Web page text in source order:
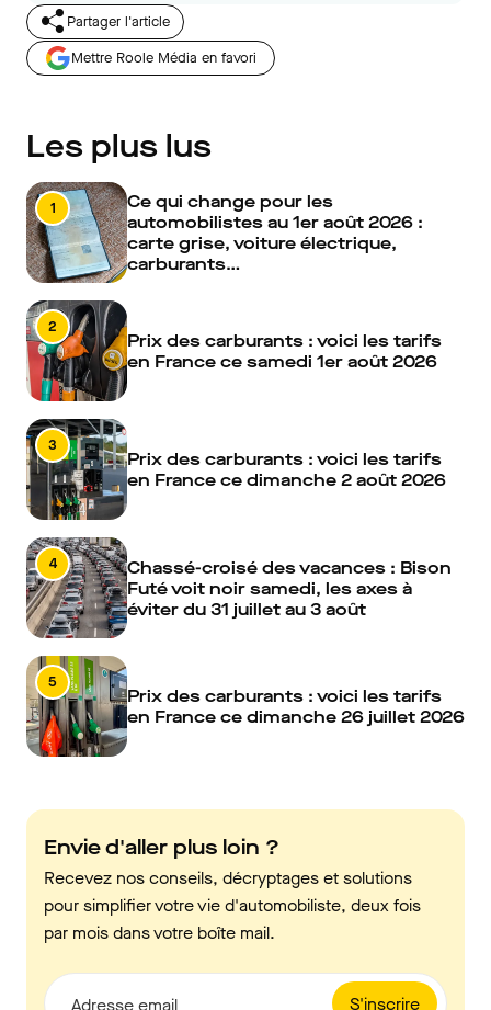
Partager l'article
Mettre Roole Média en favori
Les plus lus
1
Ce qui change pour les
automobilistes au 1er août 2026 :
carte grise, voiture électrique,
carburants…
2
Prix des carburants : voici les tarifs
en France ce samedi 1er août 2026
3
Prix des carburants : voici les tarifs
en France ce dimanche 2 août 2026
4
Chassé-croisé des vacances : Bison
Futé voit noir samedi, les axes à
éviter du 31 juillet au 3 août
5
Prix des carburants : voici les tarifs
en France ce dimanche 26 juillet 2026
Envie d'aller plus loin ?
Recevez nos conseils, décryptages et solutions
pour simplifier votre vie d'automobiliste, deux fois
par mois dans votre boîte mail.
S'inscrire
Adresse email